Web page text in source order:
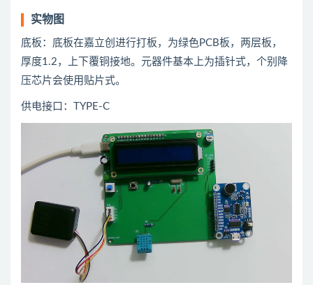
实物图
底板：底板在嘉立创进行打板，为绿色PCB板，两层板，
厚度1.2，上下覆铜接地。元器件基本上为插针式，个别降
压芯片会使用贴片式。
供电接口：TYPE-C